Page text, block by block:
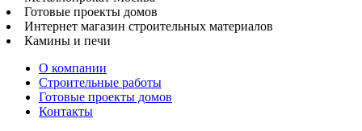
Готовые проекты домов
Интернет магазин строительных материалов
Камины и печи
О компании
Строительные работы
Готовые проекты домов
Контакты